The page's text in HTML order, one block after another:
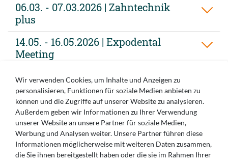
06.03. - 07.03.2026 | Zahntechnik
plus
14.05. - 16.05.2026 | Expodental
Meeting
04.06. - 06.06.2026 | ADT –
Arbeitsgemeinschaft Dentale
Technologie
Wir verwenden Cookies, um Inhalte und Anzeigen zu
personalisieren, Funktionen für soziale Medien anbieten zu
können und die Zugriffe auf unserer Website zu analysieren.
Außerdem geben wir Informationen zu Ihrer Verwendung
unserer Website an unsere Partner für soziale Medien,
Werbung und Analysen weiter. Unsere Partner führen diese
Informationen möglicherweise mit weiteren Daten zusammen,
die Sie ihnen bereitgestellt haben oder die sie im Rahmen Ihrer